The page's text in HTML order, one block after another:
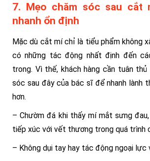
7. Mẹo chăm sóc sau cắt
nhanh ổn định
Mặc dù cắt mí chỉ là tiểu phẩm không
có những tác động nhất định đến
trong. Vì thế, khách hàng cần tuân thủ
sóc sau đây của bác sĩ để nhanh lành
hơn.
– Chườm đá khi thấy mí mắt sưng
tiếp xúc với vết thương trong quá trình
– Không dụi tay hay tác động ngoại lực